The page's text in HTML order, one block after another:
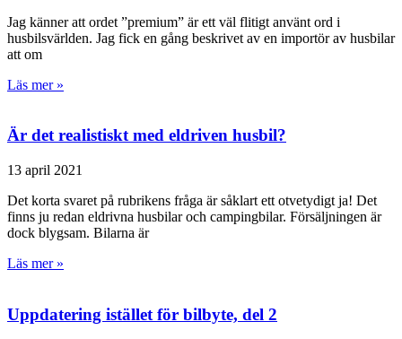
Jag känner att ordet ”premium” är ett väl flitigt använt ord i
husbilsvärlden. Jag fick en gång beskrivet av en importör av husbilar
att om
Läs mer »
Är det realistiskt med eldriven husbil?
13 april 2021
Det korta svaret på rubrikens fråga är såklart ett otvetydigt ja! Det
finns ju redan eldrivna husbilar och campingbilar. Försäljningen är
dock blygsam. Bilarna är
Läs mer »
Uppdatering istället för bilbyte, del 2